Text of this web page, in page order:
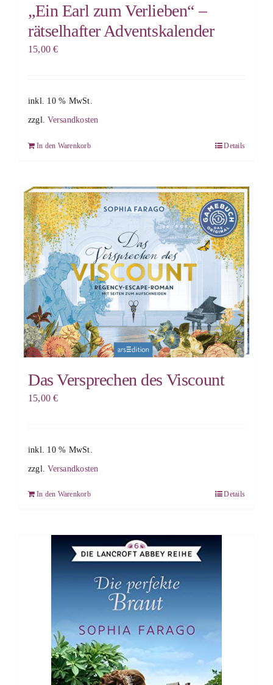
„Ein Earl zum Verlieben“ –
rätselhafter Adventskalender
15,00€
inkl. 10 % MwSt.
zzgl.Versandkosten
In den Warenkorb Details
Das Versprechen des Viscount
15,00€
inkl. 10 % MwSt.
zzgl.Versandkosten
In den Warenkorb Details